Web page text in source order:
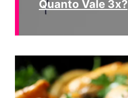
Quanto Vale 3x?